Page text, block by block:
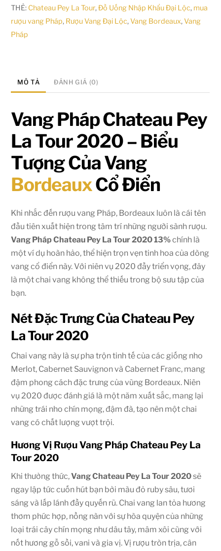
THẺ: Chateau Pey La Tour,Đồ Uống Nhập Khẩu Đại Lộc, mua
rượu vang Pháp, Rượu Vang Đại Lộc,Vang Bordeaux,Vang
Pháp
MÔ TẢ ĐÁNH GIÁ (0)
Vang Pháp Chateau Pey
La Tour 2020 – Biểu
Tượng Của Vang
BordeauxCổ Điển
Khi nhắc đến rượu vang Pháp, Bordeaux luôn là cái tên
đầu tiên xuất hiện trong tâm trí những người sành rượu.
Vang Pháp Chateau Pey La Tour 2020 13%chính là
một ví dụ hoàn hảo, thể hiện trọn vẹn tinh hoa của dòng
vang cổ điển này. Với niên vụ 2020 đầy triển vọng, đây
là một chai vang không thể thiếu trong bộ sưu tập của
bạn.
Nét Đặc Trưng Của Chateau Pey
La Tour 2020
Chai vang này là sự pha trộn tinh tế của các giống nho
Merlot, Cabernet Sauvignon và Cabernet Franc, mang
đậm phong cách đặc trưng của vùng Bordeaux. Niên
vụ 2020 được đánh giá là một năm xuất sắc, mang lại
những trái nho chín mọng, đậm đà, tạo nên một chai
vang có chất lượng vượt trội.
Hương Vị Rượu Vang Pháp Chateau Pey La
Tour 2020
Khi thưởng thức,Vang Chateau Pey La Tour 2020sẽ
ngay lập tức cuốn hút bạn bởi màu đỏ ruby sâu, tươi
sáng và lấp lánh đầy quyến rũ. Chai vang lan tỏa hương
thơm phức hợp, nồng nàn với sự hòa quyện của những
loại trái cây chín mọng như dâu tây, mâm xôi cùng với
nốt hương gỗ sồi, vani và gia vị. Vị rượu tròn trịa, cân